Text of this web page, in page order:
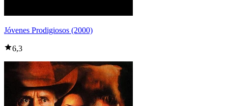
Jóvenes Prodigiosos (2000)
6,3